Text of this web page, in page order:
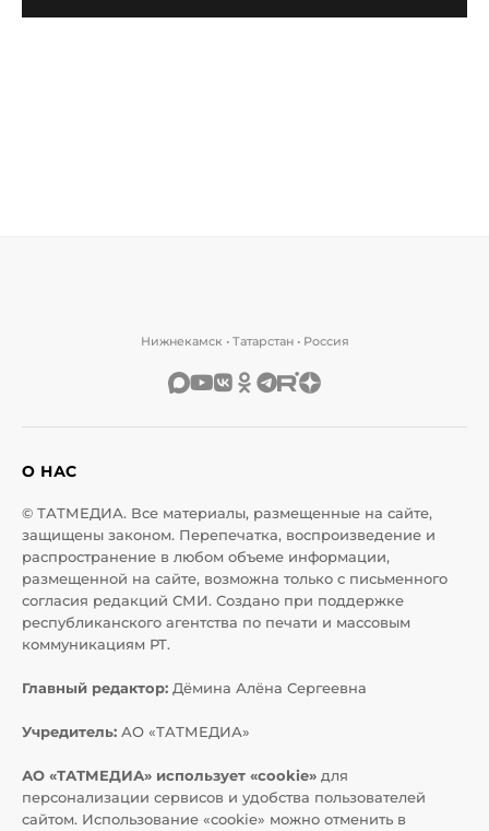
Нижнекамск • Татарстан • Россия
О НАС
© ТАТМЕДИА. Все материалы, размещенные на сайте,
защищены законом. Перепечатка, воспроизведение и
распространение в любом объеме информации,
размещенной на сайте, возможна только с письменного
согласия редакций СМИ. Создано при поддержке
республиканского агентства по печати и массовым
коммуникациям РТ.
Главный редактор: Дёмина Алёна Сергеевна
Учредитель: АО «ТАТМЕДИА»
АО «ТАТМЕДИА» использует «cookie» для
персонализации сервисов и удобства пользователей
сайтом. Использование «cookie» можно отменить в